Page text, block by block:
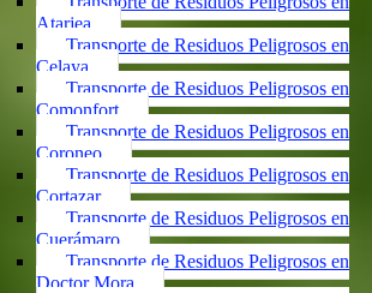
Atarjea
Transporte de Residuos Peligrosos en
Celaya
Transporte de Residuos Peligrosos en
Comonfort
Transporte de Residuos Peligrosos en
Coroneo
Transporte de Residuos Peligrosos en
Cortazar
Transporte de Residuos Peligrosos en
Cuerámaro
Transporte de Residuos Peligrosos en
Doctor Mora